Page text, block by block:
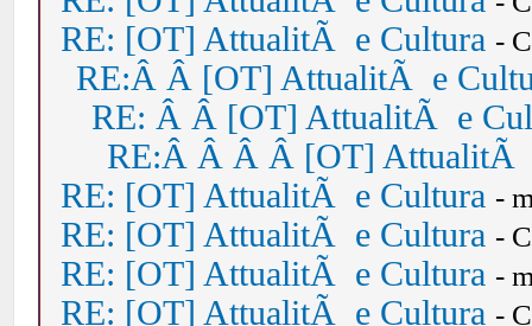
RE: [OT] AttualitÃ e Cultura -
RE:Â Â [OT] AttualitÃ e
RE: Â Â [OT] AttualitÃ e
RE:Â Â Â Â [OT] AttualitÃ
RE: [OT] AttualitÃ e Cultura -
RE: [OT] AttualitÃ e Cultura -
RE: [OT] AttualitÃ e Cultura -
RE: [OT] AttualitÃ e Cultura -